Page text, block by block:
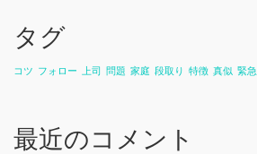
タグ
コツ フォロー 上司 問題 家庭 段取り 特徴 真似 緊急
最近のコメント